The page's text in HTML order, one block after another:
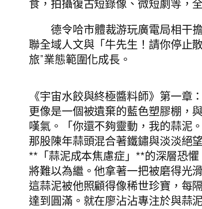
食，拍攝復古短錄像、微短劇等，
德令哈市體裁游玩廣電局相干
聯全域人文與「牛先生！請你停止
旅”業態範圍化成長。
《宇宙水餃與終極醬料師》第一
更像是一個被遺棄的藍色塑膠棚，
嘆氣。「你還不夠靈動，我的蒜泥
那股陳年蒜頭混合著鐵鏽與淡淡絕
**「蒜泥成本焦慮症」**的深層恐
將難以為繼。他拿著一把被磨得光
這蒜泥被他照顧得像稀世珍寶，每
達到圓滿。就在廖沾沾專注於與蒜